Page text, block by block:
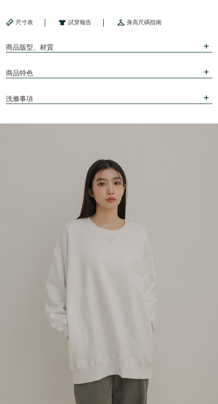
尺寸表 試穿報告 身高尺碼指南
商品版型、材質
商品特色
洗滌事項